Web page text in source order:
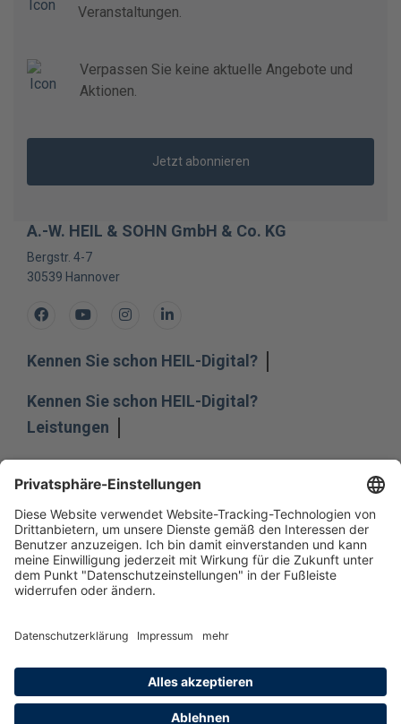
Veranstaltungen.
Verpassen Sie keine aktuelle Angebote und
Aktionen.
Jetzt abonnieren
A.-W. HEIL & SOHN GmbH & Co. KG
Bergstr. 4-7
30539 Hannover
FacebookYoutubeInstagramLinkedIn
Kennen Sie schon HEIL-Digital?
Kennen Sie schon HEIL-Digital?
Leistungen
Unternehmen
Unternehmen
Impressum
Datenschutzeinstellungen
Allgemeine Geschäftsbedingungen